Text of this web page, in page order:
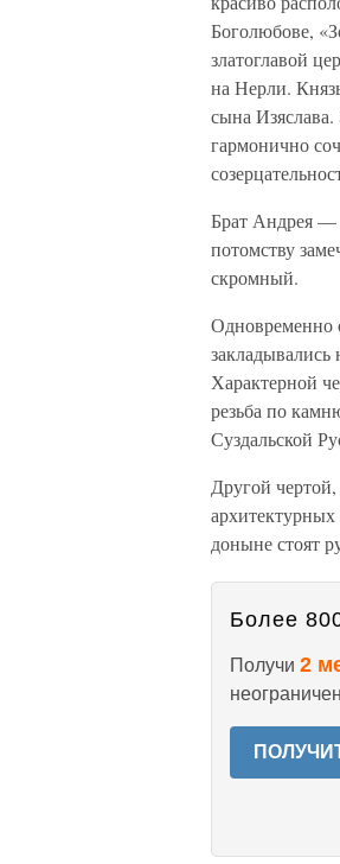
Боголюбове,
златоглавой
на Нерли.
сына
гармонично
Брат Андрея —
потомству
скромный.
Одновременно
Характерной
резьба по
Суздальской
Другой
доныне стоят
Более
Получи 2